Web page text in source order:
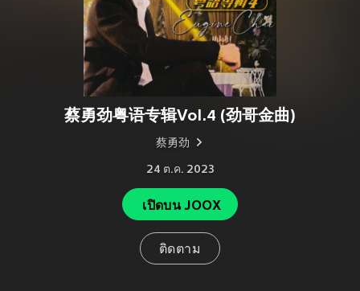
蔡勇劲粤语专辑Vol.4 (劲哥金曲)
蔡勇劲
24 ต.ค. 2023
เปิดบน JOOX
ติดตาม